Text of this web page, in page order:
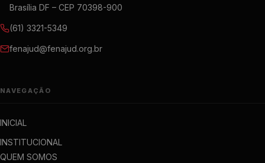
Brasília DF – CEP 70398-900
(61) 3321-5349
fenajud@fenajud.org.br
NAVEGAÇÃO
INICIAL
INSTITUCIONAL
QUEM SOMOS